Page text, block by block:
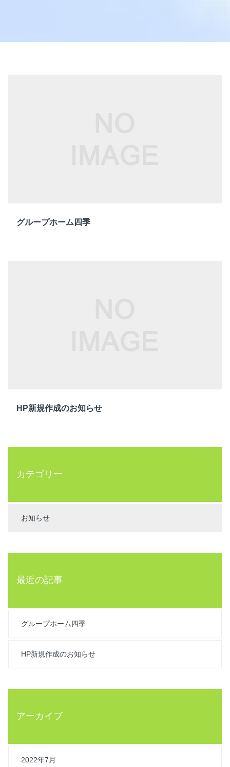
グループホーム四季
HP新規作成のお知らせ
カテゴリー
お知らせ
最近の記事
グループホーム四季
HP新規作成のお知らせ
アーカイブ
2022年7月